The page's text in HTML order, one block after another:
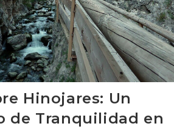
Hinojares: Un
de Tranquilidad en